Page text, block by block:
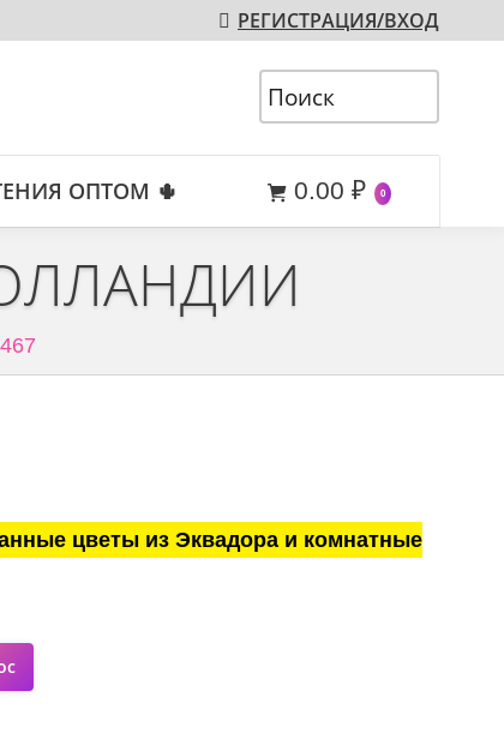
РЕГИСТРАЦИЯ/ВХОД
ОПТОМ 🌵 0.00 ₽ 0
цветы из Эквадора и комнатные